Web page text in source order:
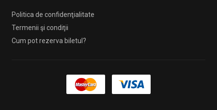
Politica de confidenţialitate
Termenii şi condiţii
Cum pot rezerva biletul?